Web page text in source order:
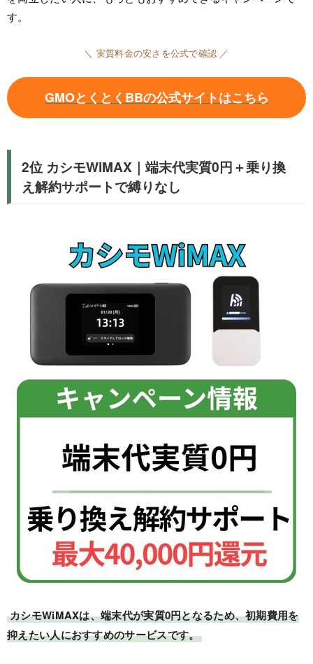
す。
＼ 実質料金の安さを公式で確認 ／
GMOとくとくBBの公式サイトはこちら
2位 カシモWiMAX｜端末代実質0円＋乗り換
え解約サポートで縛りなし
カシモWiMAXは、端末代が実質0円となるため、初期費用を
抑えたい人におすすめのサービスです。